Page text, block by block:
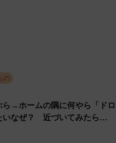
の
ら→ホームの隅に何やら「ド
いなぜ？ 近づいてみたら…